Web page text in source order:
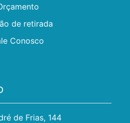
de retirada
Conosco
de Frias, 144